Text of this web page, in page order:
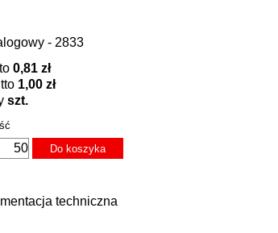
- 2833
0,81 zł
1,00 zł
szt.
techniczna
Do koszyka